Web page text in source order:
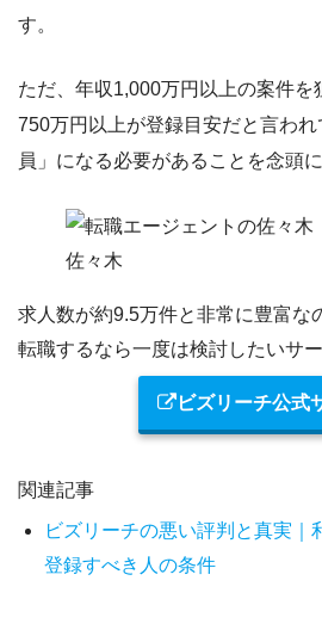
す。
ただ、年収1,000万円以上の案件を
750万円以上が登録目安だと言わ
員」になる必要があること を念頭
佐々木
求人数が約9.5万件と非常に豊富な
転職するなら一度は検討したいサ
ビズリーチ公式
関連記事
ビズリーチの悪い評判と真実｜
登録すべき人の条件